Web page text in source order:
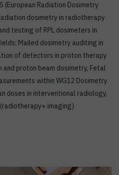
(European Radiation Dosimetry
dosimetry in radiotherapy
testing of RPL dosimeters in
Mailed dosimetry auditing in
of detectors in proton therapy
proton beam dosimetry, Fetal
within WG12 Dosimetry
doses in interventional radiology,
imaging)